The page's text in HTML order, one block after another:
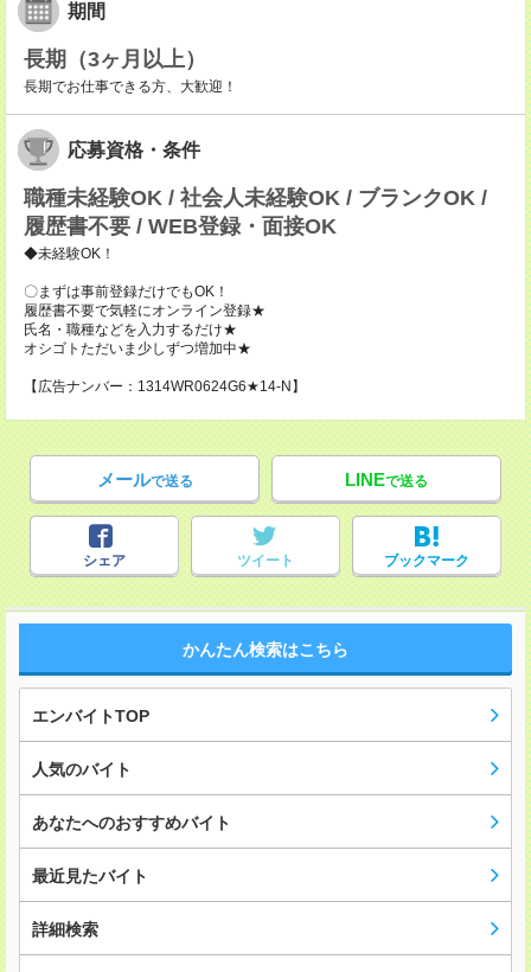
期間
長期（3ヶ月以上）
長期でお仕事できる方、大歓迎！
応募資格・条件
職種未経験OK / 社会人未経験OK / ブランクOK /
履歴書不要 / WEB登録・面接OK
◆未経験OK！
〇まずは事前登録だけでもOK！
履歴書不要で気軽にオンライン登録★
氏名・職種などを入力するだけ★
オシゴトただいま少しずつ増加中★
【広告ナンバー：1314WR0624G6★14-N】
メールで送る LINEで送る
シェア ツイート ブックマーク
かんたん検索はこちら
エンバイトTOP
人気のバイト
あなたへのおすすめバイト
最近見たバイト
詳細検索